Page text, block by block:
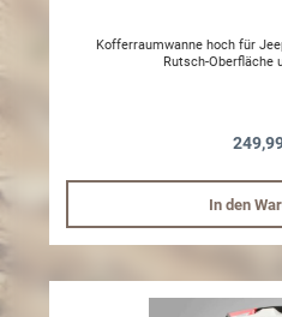
Kofferraumwanne hoch für
Rutsch-Oberfläche
In den